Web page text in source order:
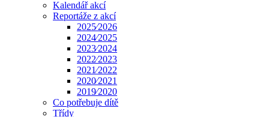
Kalendář akcí
Reportáže z akcí
2025⁄2026
2024⁄2025
2023⁄2024
2022⁄2023
2021⁄2022
2020⁄2021
2019⁄2020
Co potřebuje dítě
Třídy